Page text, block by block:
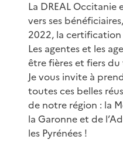
La DREAL
vers ses
2022, la certification
Les agentes et les
être fières et fiers
Je vous invite à
toutes ces belles
de notre région : la
la Garonne et de
les Pyrénées !